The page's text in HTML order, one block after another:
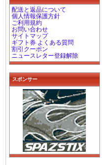
配送と返品について
個人情報保護方針
ご利用規約
お問い合わせ
サイトマップ
ギフト券 よくある質問
割引クーポン
ニュースレター登録解除
スポンサー